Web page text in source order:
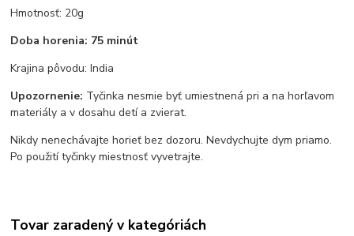
Hmotnosť: 20g
Doba horenia: 75 minút
Krajina pôvodu: India
Upozornenie: Tyčinka nesmie byť umiestnená pri a na horľavom
materiály a v dosahu detí a zvierat.
Nikdy nenechávajte horieť bez dozoru. Nevdychujte dym priamo.
Po použití tyčinky miestnosť vyvetrajte.
Tovar zaradený v kategóriách